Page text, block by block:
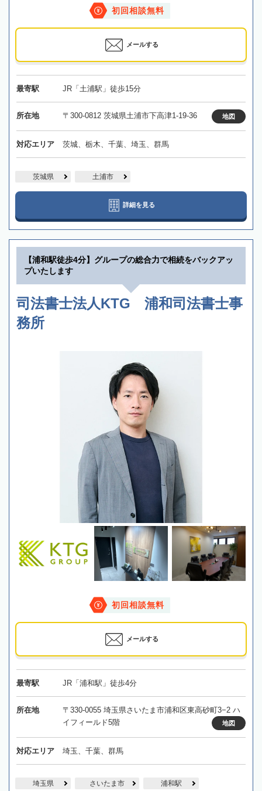
初回相談無料
メールする
最寄駅 JR「土浦駅」徒歩15分
所在地 〒300-0812 茨城県土浦市下高津1-19-36 地図
対応エリア 茨城、栃木、千葉、埼玉、群馬
茨城県 土浦市
詳細を見る
【浦和駅徒歩4分】グループの総合力で相続をバックアッ
プいたします
司法書士法人KTG 浦和司法書士事
務所
初回相談無料
メールする
最寄駅 JR「浦和駅」徒歩4分
所在地
〒330-0055 埼玉県さいたま市浦和区東高砂町3−2 ハ
イフィールド5階
地図
対応エリア 埼玉、千葉、群馬
埼玉県 さいたま市 浦和駅